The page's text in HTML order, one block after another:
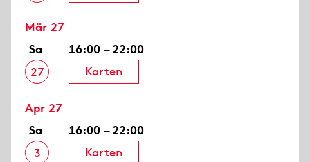
Mär 27
Sa
27
16:00 – 22:00
Karten
Apr 27
Sa
3
16:00 – 22:00
Karten